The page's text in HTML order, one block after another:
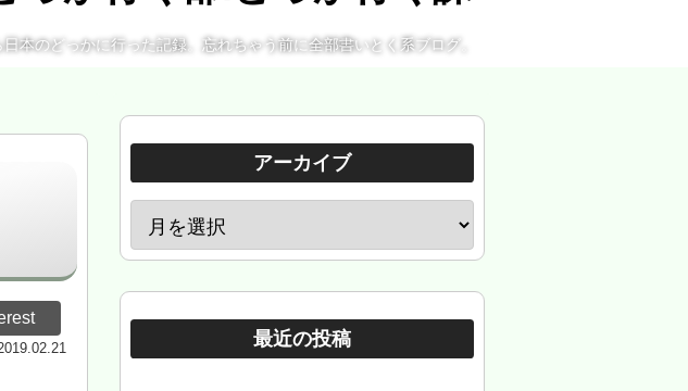
本のどっかに行った記録。忘れちゃう前に全部書いとく系ブログ。
アーカイブ
最近の投稿